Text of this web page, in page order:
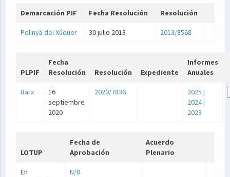
Demarcación PIF Fecha Resolución Resolución
Polinyà del Xúquer 30 julio 2013 2013/8568
PLPIF
Fecha
Resolución
Resolución Expediente
Informes
Anuales
Barx
16
septiembre
2020
2020/7836 2025 |
2024|
2023
LOTUP
Fecha de
Aprobación
Acuerdo
Plenario
En
N/D